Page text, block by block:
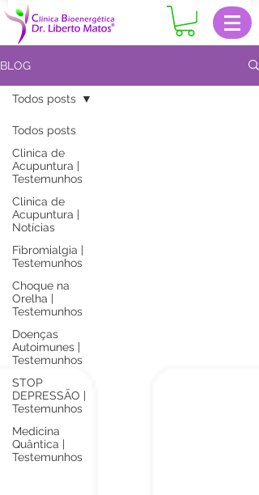
BLOG
Todos posts
Clinica de
Acupuntura |
Testemunhos
Clinica de
Acupuntura |
Notícias
Fibromialgia |
Testemunhos
Choque na
Orelha |
Testemunhos
Doenças
Autoimunes |
Testemunhos
STOP
DEPRESSÃO |
Testemunhos
Medicina
Quântica |
Testemunhos
Todos posts